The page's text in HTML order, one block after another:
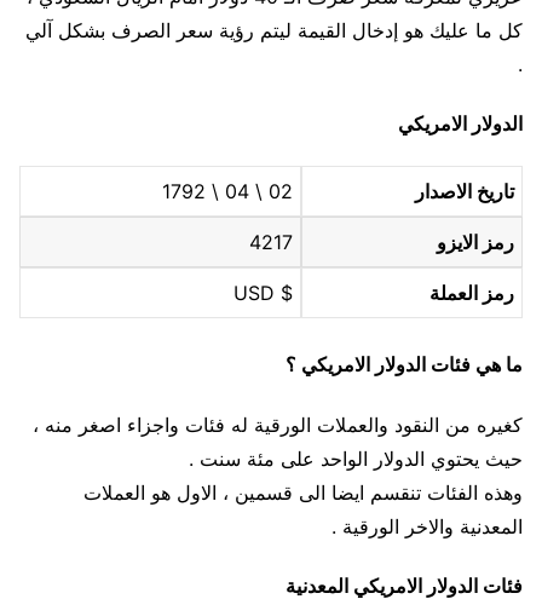
كل ما عليك هو إدخال القيمة ليتم رؤية سعر الصرف بشكل آلي
.
الدولار الامريكي
تاريخ الاصدار 02 \ 04 \ 1792
رمز الايزو 4217
رمز العملة $ USD
ما هي فئات الدولار الامريكي ؟
كغيره من النقود والعملات الورقية له فئات واجزاء اصغر منه ،
حيث يحتوي الدولار الواحد على مئة سنت .
وهذه الفئات تنقسم ايضا الى قسمين ، الاول هو العملات
المعدنية والاخر الورقية .
فئات الدولار الامريكي المعدنية